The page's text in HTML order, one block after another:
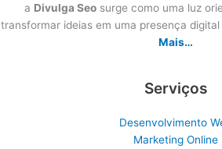
a Divulga Seosurge como uma luz
transformar ideias em uma presença
Mais…
Serviços
Desenvolvimento
Marketing Online